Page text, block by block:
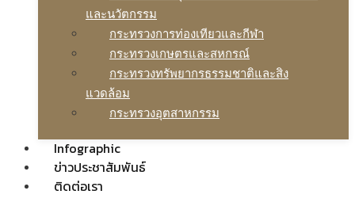
และนวัตกรรม
กระทรวงการท่องเทียวและกีฬา
กระทรวงเกษตรและสหกรณ์
กระทรวงทรัพยากรธรรมชาติและสิง
แวดล้อม
กระทรวงอุตสาหกรรม
Infographic
ข่าวประชาสัมพันธ์
ติดต่อเรา